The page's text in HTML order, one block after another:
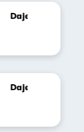
Dajemy poecie
Dajemy poecie